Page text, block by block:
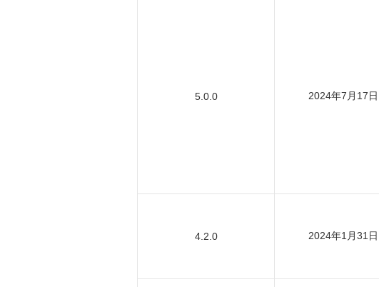
5.0.0 2024年7月17日
4.2.0 2024年1月31日